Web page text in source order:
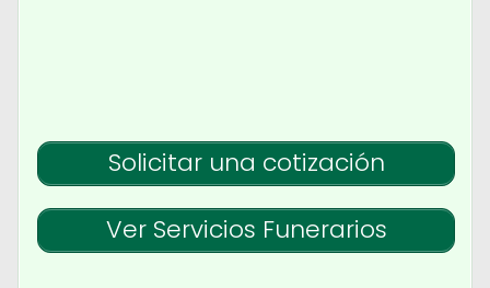
Solicitar una cotización
Ver Servicios Funerarios